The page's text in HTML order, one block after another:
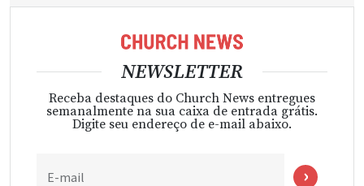
NEWSLETTER
Receba destaques do Church News entregues
semanalmente na sua caixa de entrada grátis.
Digite seu endereço de e-mail abaixo.
E-mail